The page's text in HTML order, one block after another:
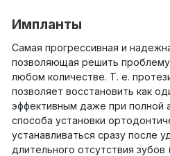
Импланты
Самая прогрессивная и
позволяющая решить проблему
любом количестве. Т. е.
позволяет восстановить как
эффективным даже при полной
способа установки
устанавливаться сразу после
длительного отсутствия